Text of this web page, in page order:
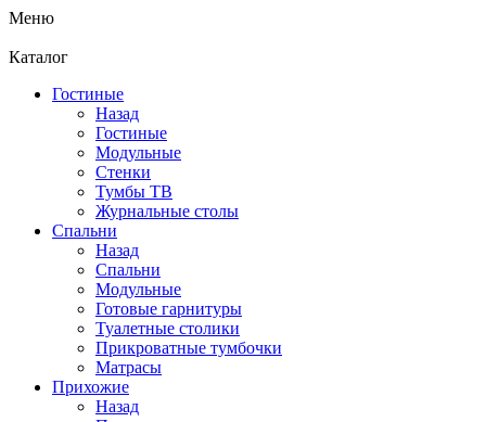
Меню
Каталог
Гостиные
Назад
Гостиные
Модульные
Стенки
Тумбы ТВ
Журнальные столы
Спальни
Назад
Спальни
Модульные
Готовые гарнитуры
Туалетные столики
Прикроватные тумбочки
Матрасы
Прихожие
Назад